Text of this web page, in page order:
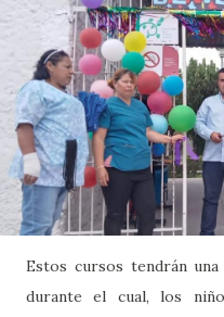
Estos cursos tendrán
durante el cual, los